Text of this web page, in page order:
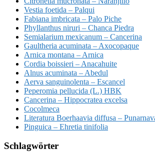
Vestia foetida – Palqui
Fabiana imbricata – Palo Piche
Phyllanthus niruri – Chanca Piedra
Semialarium mexicanum – Cancerina
Gaultheria acuminata – Axocopaque
Arnica montana – Arnica
Cordia boissieri – Anacahuite
Alnus acuminata – Abedul
Aerva sanguinolenta – Escancel
Peperomia pellucida (L.) HBK
Cancerina – Hippocratea excelsa
Cocolmeca
Literatura Boerhaavia diffusa –
Pinguica – Ehretia tinifolia
Schlagwörter